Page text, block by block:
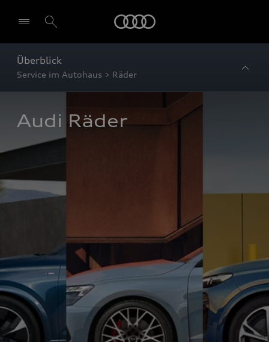
Überblick
Service im Autohaus > Räder
Audi Räder